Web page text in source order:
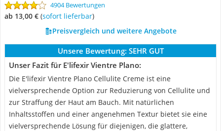
4904 Bewertungen
ab 13,00 € ( Sofort lieferbar)
Preisvergleich und weitere Angebote
Unsere Bewertung: SEHR GUT
Unser Fazit für E'lifexir Vientre Plano:
Die E'lifexir Vientre Plano Cellulite Creme ist eine
vielversprechende Option zur Reduzierung von Cellulite und
zur Straffung der Haut am Bauch. Mit natürlichen
Inhaltsstoffen und einer angenehmen Textur bietet sie eine
vielversprechende Lösung für diejenigen, die glattere,